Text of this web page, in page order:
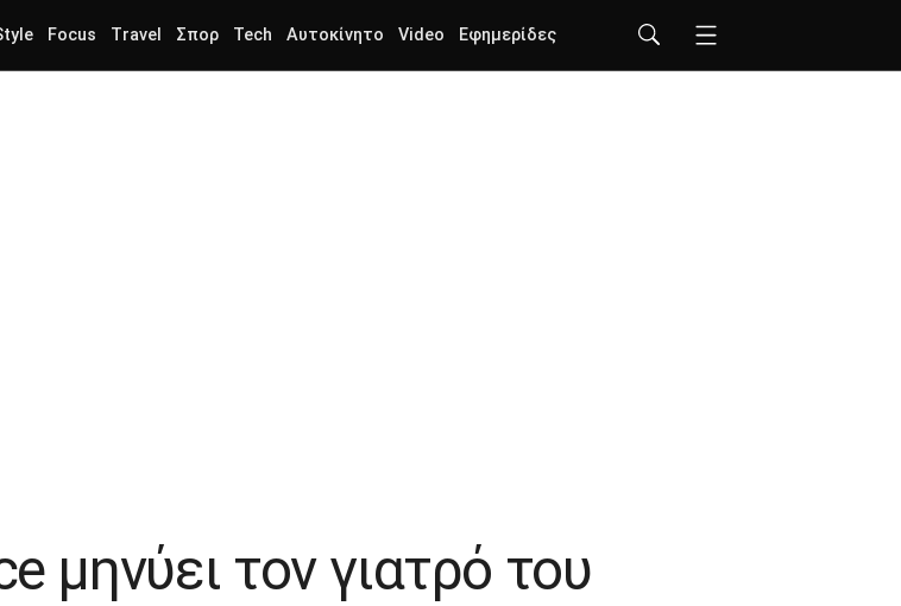
Focus Travel Σπορ Tech Αυτοκίνητο Video Εφημερίδες
μηνύει τον γιατρό του